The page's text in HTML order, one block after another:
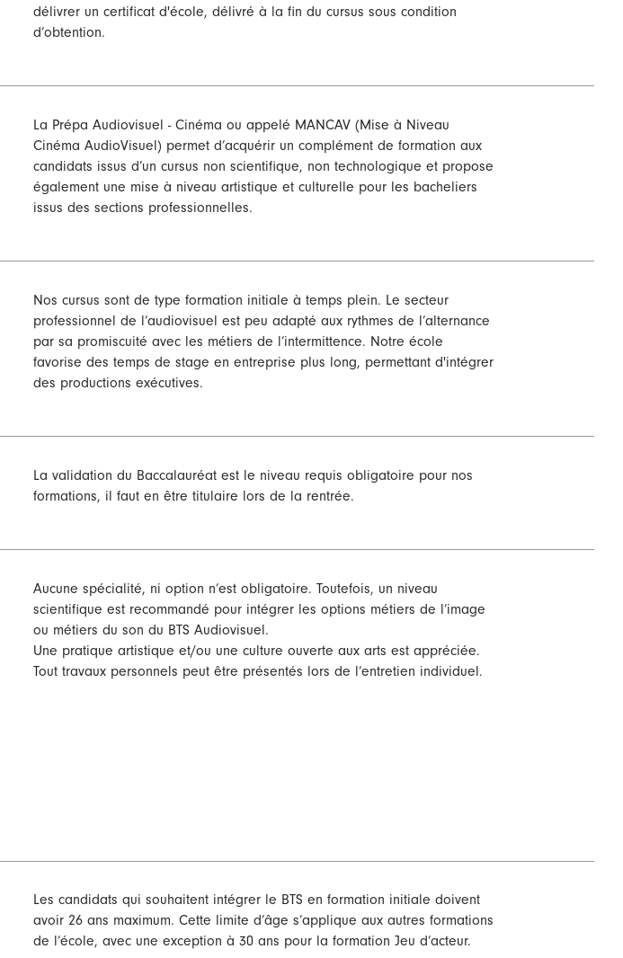
délivrer un certificat d'école, délivré à la fin du cursus sous condition
d’obtention.
La Prépa Audiovisuel - Cinéma ou appelé MANCAV (Mise à Niveau
Cinéma AudioVisuel) permet d’acquérir un complément de formation aux
candidats issus d’un cursus non scientifique, non technologique et propose
également une mise à niveau artistique et culturelle pour les bacheliers
issus des sections professionnelles.
Nos cursus sont de type formation initiale à temps plein. Le secteur
professionnel de l’audiovisuel est peu adapté aux rythmes de l’alternance
par sa promiscuité avec les métiers de l’intermittence. Notre école
favorise des temps de stage en entreprise plus long, permettant d'intégrer
des productions exécutives.
La validation du Baccalauréat est le niveau requis obligatoire pour nos
formations, il faut en être titulaire lors de la rentrée.
Aucune spécialité, ni option n’est obligatoire. Toutefois, un niveau
scientifique est recommandé pour intégrer les options métiers de l’image
ou métiers du son du BTS Audiovisuel.
Une pratique artistique et/ou une culture ouverte aux arts est appréciée.
Tout travaux personnels peut être présentés lors de l’entretien individuel.
Les candidats qui souhaitent intégrer le BTS en formation initiale doivent
avoir 26 ans maximum. Cette limite d’âge s’applique aux autres formations
de l’école, avec une exception à 30 ans pour la formation Jeu d’acteur.